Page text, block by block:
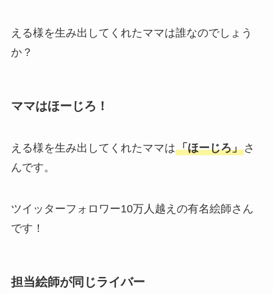
える様を生み出してくれたママは誰なのでしょう
か？
ママはほーじろ！
える様を生み出してくれたママは「ほーじろ」さ
んです。
ツイッターフォロワー10万人越えの有名絵師さん
です！
担当絵師が同じライバー